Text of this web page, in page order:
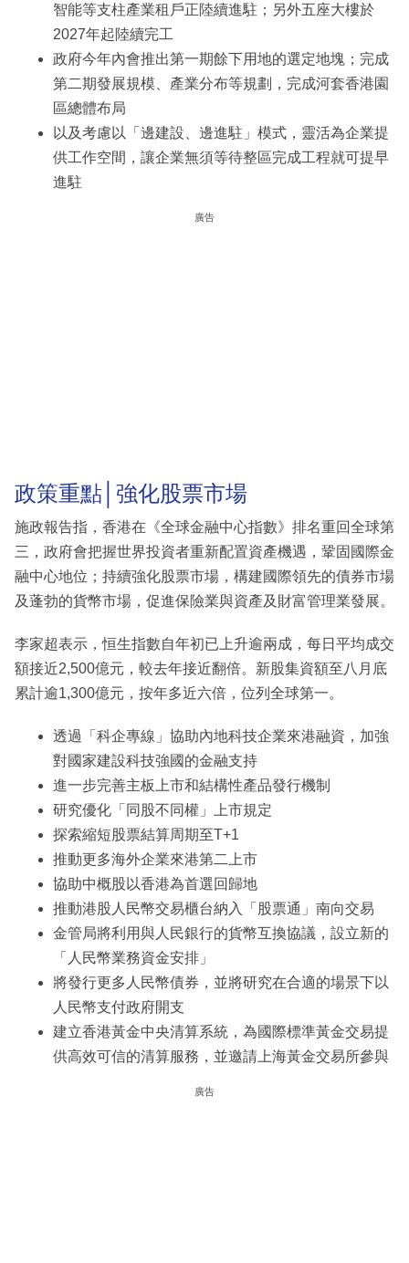
智能等支柱產業租戶正陸續進駐；另外五座大樓於
2027年起陸續完工
政府今年內會推出第一期餘下用地的選定地塊；完成
第二期發展規模、產業分布等規劃，完成河套香港園
區總體布局
以及考慮以「邊建設、邊進駐」模式，靈活為企業提
供工作空間，讓企業無須等待整區完成工程就可提早
進駐
廣告
政策重點│強化股票市場
施政報告指，香港在《全球金融中心指數》排名重回全球第
三，政府會把握世界投資者重新配置資產機遇，鞏固國際金
融中心地位；持續強化股票市場，構建國際領先的債券市場
及蓬勃的貨幣市場，促進保險業與資產及財富管理業發展。
李家超表示，恒生指數自年初已上升逾兩成，每日平均成交
額接近2,500億元，較去年接近翻倍。新股集資額至八月底
累計逾1,300億元，按年多近六倍，位列全球第一。
透過「科企專線」協助內地科技企業來港融資，加強
對國家建設科技強國的金融支持
進一步完善主板上市和結構性產品發行機制
研究優化「同股不同權」上市規定
探索縮短股票結算周期至T+1
推動更多海外企業來港第二上市
協助中概股以香港為首選回歸地
推動港股人民幣交易櫃台納入「股票通」南向交易
金管局將利用與人民銀行的貨幣互換協議，設立新的
「人民幣業務資金安排」
將發行更多人民幣債券，並將研究在合適的場景下以
人民幣支付政府開支
建立香港黃金中央清算系統，為國際標準黃金交易提
供高效可信的清算服務，並邀請上海黃金交易所參與
廣告